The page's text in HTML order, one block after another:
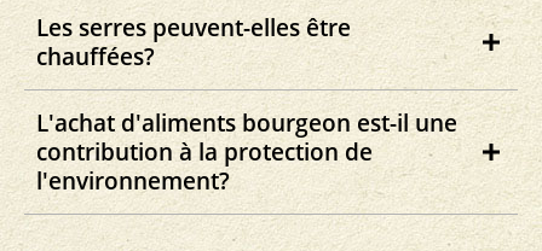
Les serres peuvent-elles être
chauffées?
Les serres qui ne sont pas correctement
isolées peuvent uniquement être
protégées contre le gel, cela veut dire
qu'elles peuvent être tempérées à 5° C au
maximum. Les serres qui présentent une
L'achat d'aliments bourgeon est-il une
contribution à la protection de
l'environnement?
Oui, en achetant des produits bio vous